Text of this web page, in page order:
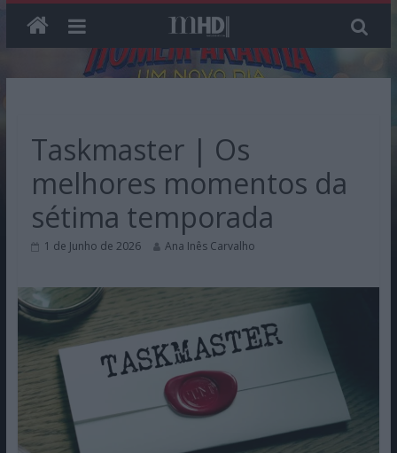
Taskmaster | Os
melhores momentos da
sétima temporada
1 de Junho de 2026 Ana Inês Carvalho